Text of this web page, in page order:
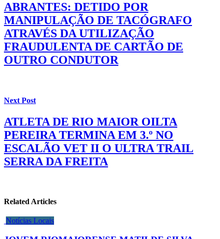
ABRANTES: DETIDO POR
MANIPULAÇÃO DE TACÓGRAFO
ATRAVÉS DA UTILIZAÇÃO
FRAUDULENTA DE CARTÃO DE
OUTRO CONDUTOR
Next Post
ATLETA DE RIO MAIOR OILTA
PEREIRA TERMINA EM 3.º NO
ESCALÃO VET II O ULTRA TRAIL
SERRA DA FREITA
Related Articles
Notícias Locais